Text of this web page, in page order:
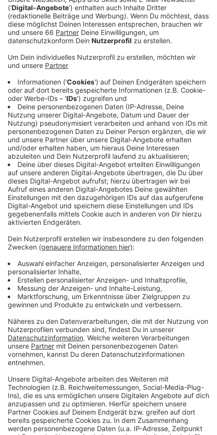
Veröffentlicht:Mittwoch, 03.05.2023 12:50
Anzeige
Von Freitag (5.Mai 2023) an sollen in der gesamten
Stadt Zigarettenkippen auf Straßen, Wegen oder
Wiesen gesammelt werden. Am Aktionsende am 12.
Mai werden dann alle gesammelten Stummel in einen
großen Zylinder auf dem Schadowplatz geschüttet.
Im vergangenen Jahr sind so über 120.000 Kippen
zusammen gekommen. Wären sie liegen geblieben und
die Giftstoffe darin durch Regen ins Grundwasser
gelangt, hätten Millionen Liter Wasser verunreinigt
werden können. Darauf wollen die Organisatoren von
Rhinecleanup aufmerksam machen.
Anzeige
Weitere Infos und Links zum Thema:
Informationen von Rhine Clean-Up
Das war der Dreck-Weg-Tag 2023
So haben wir über die Kippenwoche berichtet
Kippenwoche 2022 erfolgreich
Anzeige